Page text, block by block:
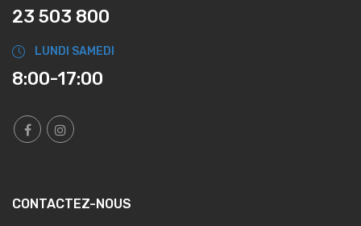
23 503 800
LUNDI SAMEDI
8:00-17:00
CONTACTEZ-NOUS